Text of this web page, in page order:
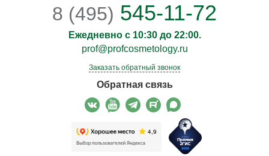
8 (495) 545-11-72
Ежедневно с 10:30 до 22:00.
prof@profcosmetology.ru
Заказать обратный звонок
Обратная связь